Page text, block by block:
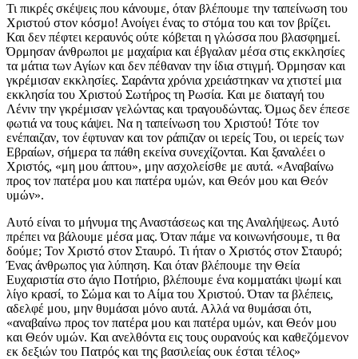
Τι πικρές σκέψεις που κάνουμε, όταν βλέπουμε την ταπείνωση του
Χριστού στον κόσμο! Ανοίγει ένας το στόμα του και τον βρίζει.
Και δεν πέφτει κεραυνός ούτε κόβεται η γλώσσα που βλασφημεί.
Όρμησαν άνθρωποι με μαχαίρια και έβγαλαν μέσα στις εκκλησίες
τα μάτια των Αγίων και δεν πέθαναν την ίδια στιγμή. Όρμησαν και
γκρέμισαν εκκλησίες. Σαράντα χρόνια χρειάστηκαν να χτιστεί μια
εκκλησία του Χριστού Σωτήρος τη Ρωσία. Και με διαταγή του
Λένιν την γκρέμισαν γελώντας και τραγουδώντας. Όμως δεν έπεσε
φωτιά να τους κάψει. Να η ταπείνωση του Χριστού! Τότε τον
ενέπαιζαν, τον έφτυναν και τον ράπιζαν οι ιερείς Του, οι ιερείς των
Εβραίων, σήμερα τα πάθη εκείνα συνεχίζονται. Και ξαναλέει ο
Χριστός, «μη μου άπτου», μην ασχολείσθε με αυτά. «Αναβαίνω
προς τον πατέρα μου και πατέρα υμών, και Θεόν μου και Θεόν
υμών».
Αυτό είναι το μήνυμα της Αναστάσεως και της Αναλήψεως. Αυτό
πρέπει να βάλουμε μέσα μας. Όταν πάμε να κοινωνήσουμε, τι θα
δούμε; Τον Χριστό στον Σταυρό. Τι ήταν ο Χριστός στον Σταυρό;
Ένας άνθρωπος για λύπηση. Και όταν βλέπουμε την Θεία
Ευχαριστία στο άγιο Ποτήριο, βλέπουμε ένα κομματάκι ψωμί και
λίγο κρασί, το Σώμα και το Αίμα του Χριστού. Όταν τα βλέπεις,
αδελφέ μου, μην θυμάσαι μόνο αυτά. Αλλά να θυμάσαι ότι,
«αναβαίνω προς τον πατέρα μου και πατέρα υμών, και Θεόν μου
και Θεόν υμών. Και ανελθόντα εις τους ουρανούς και καθεζόμενον
εκ δεξιών του Πατρός και της βασιλείας ουκ έσται τέλος»